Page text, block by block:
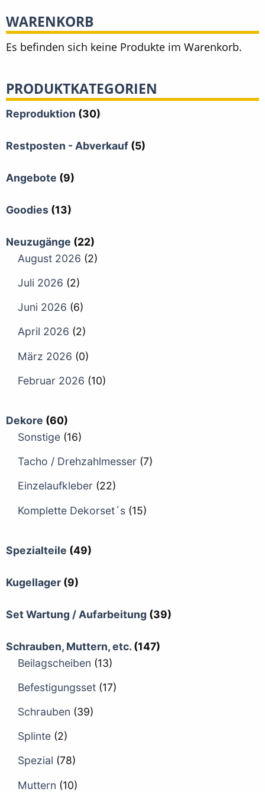
WARENKORB
Es befinden sich keine Produkte im Warenkorb.
PRODUKTKATEGORIEN
Reproduktion (30)
Restposten - Abverkauf (5)
Angebote (9)
Goodies (13)
Neuzugänge (22)
August 2026 (2)
Juli 2026 (2)
Juni 2026 (6)
April 2026 (2)
März 2026 (0)
Februar 2026 (10)
Dekore (60)
Sonstige (16)
Tacho / Drehzahlmesser (7)
Einzelaufkleber (22)
Komplette Dekorset´s (15)
Spezialteile (49)
Kugellager (9)
Set Wartung / Aufarbeitung (39)
Schrauben, Muttern, etc. (147)
Beilagscheiben (13)
Befestigungsset (17)
Schrauben (39)
Splinte (2)
Spezial (78)
Muttern (10)